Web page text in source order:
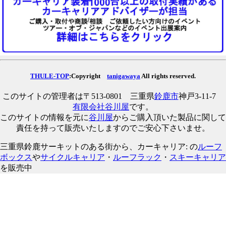
THULE-TOP:Copyright tanigawaya All rights reserved.
このサイトの管理者は〒513-0801 三重県鈴鹿市神戸3-11-7
有限会社谷川屋です。
このサイトの情報を元に谷川屋からご購入頂いた製品に関して
責任を持って販売いたしますのでご安心下さいませ。
三重県鈴鹿サーキットのある街から、カーキャリア: のルーフ
ボックスやサイクルキャリア ・ ルーフラック ・ スキーキャリア
を販売中